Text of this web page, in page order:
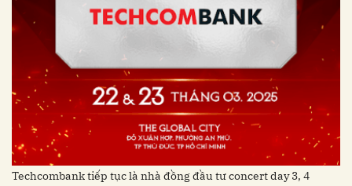
Techcombank tiếp tục là nhà đồng đầu tư concert day 3, 4